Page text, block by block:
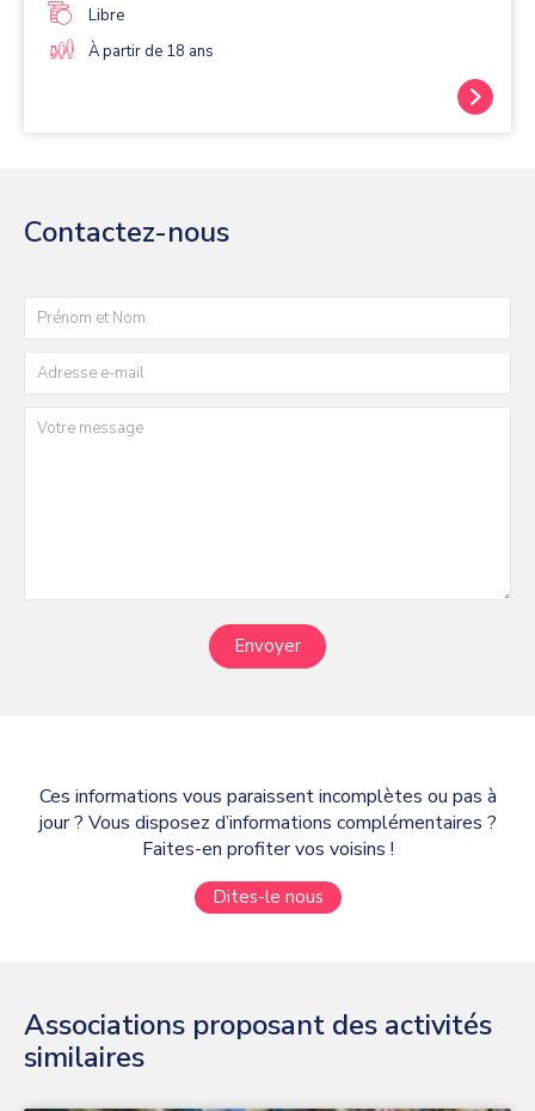
menons des actions qui permettent notamment d’appuyer
le développement de l’agroécologie, de soutenir
l’agriculture familiale, de mettre en place des banques de
des partenariats avec des organisations locales, afin de
Libre
À partir de 18 ans
Contactez-nous
Envoyer
Ces informations vous paraissent incomplètes ou pas à
jour ? Vous disposez d’informations complémentaires ?
Faites-en profiter vos voisins !
Dites-le nous
Associations proposant des activités
similaires